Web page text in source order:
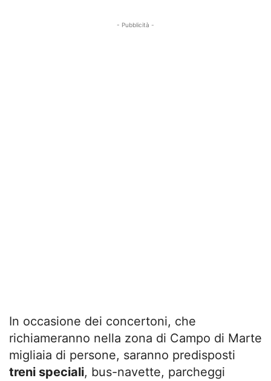
- Pubblicità -
In occasione dei concertoni, che
richiameranno nella zona di Campo di Marte
migliaia di persone, saranno predisposti
treni speciali, bus-navette, parcheggi